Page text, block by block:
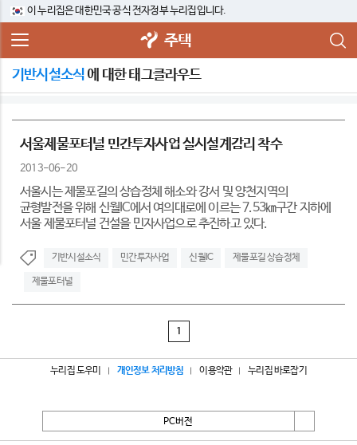
이 누리집은 대한민국 공식 전자정부 누리집입니다.
주택
기반시설소식 에 대한 태그클라우드
서울제물포터널 민간투자사업 실시설계감리 착수
2013-06-20
서울시는 제물포길의 상습정체 해소와 강서 및 양천지역의
균형발전을 위해 신월IC에서 여의대로에 이르는 7.53㎞구간 지하에
서울 제물포터널 건설을 민자사업으로 추진하고 있다.
기반시설소식 민간투자사업 신월IC 제물포길 상습정체
제물포터널
1
누리집 도우미 개인정보 처리방침 이용약관 누리집 바로잡기
PC버전